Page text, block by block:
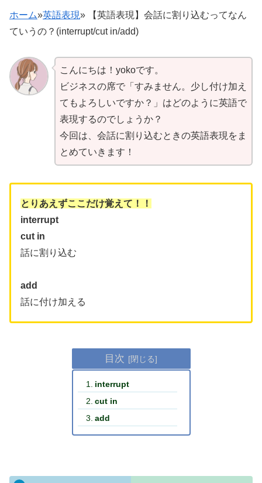
ホーム»英語表現» 【英語表現】会話に割り込むってなん
ていうの？(interrupt/cut in/add)
こんにちは！yokoです。
ビジネスの席で「すみません。少し付け加え
てもよろしいですか？」はどのように英語で
表現するのでしょうか？
今回は、会話に割り込むときの英語表現をま
とめていきます！
とりあえずここだけ覚えて！！
interrupt
cut in
話に割り込む
add
話に付け加える
目次
interrupt
cut in
add